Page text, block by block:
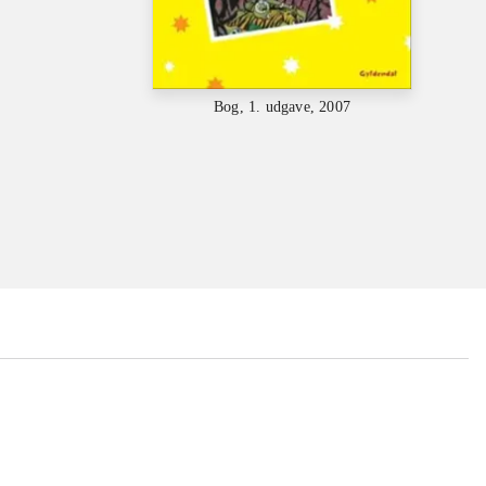
Bog, 1. udgave, 2007